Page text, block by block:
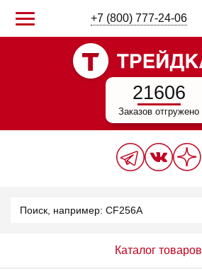
+7 (800) 777-24-06
21606
Заказов отгружено
Каталог товаров